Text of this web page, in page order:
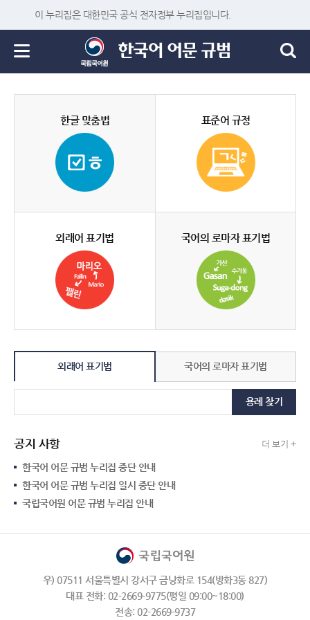
이 누리집은 대한민국 공식 전자정부 누리집입니다.
한글 맞춤법 표준어 규정
외래어 표기법 국어의 로마자 표기법
외래어 표기법 국어의 로마자 표기법
용례 찾기
공지 사항 더 보기 +
한국어 어문 규범 누리집 중단 안내
한국어 어문 규범 누리집 일시 중단 안내
국립국어원 어문 규범 누리집 안내
우) 07511 서울특별시 강서구 금낭화로 154(방화3동 827)
대표 전화: 02-2669-9775(평일 09:00~18:00)
전송: 02-2669-9737